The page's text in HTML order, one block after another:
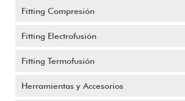
Fitting Compresión
Fitting Electrofusión
Fitting Termofusión
Herramientas y Accesorios